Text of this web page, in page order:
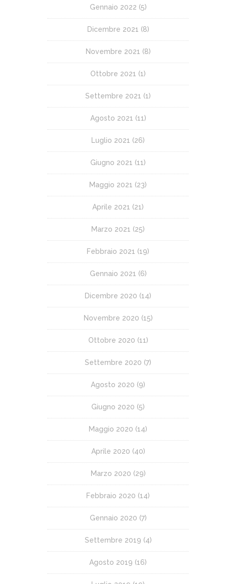
Gennaio 2022 (5)
Dicembre 2021 (8)
Novembre 2021 (8)
Ottobre 2021 (1)
Settembre 2021 (1)
Agosto 2021 (11)
Luglio 2021 (26)
Giugno 2021 (11)
Maggio 2021 (23)
Aprile 2021 (21)
Marzo 2021 (25)
Febbraio 2021 (19)
Gennaio 2021 (6)
Dicembre 2020 (14)
Novembre 2020 (15)
Ottobre 2020 (11)
Settembre 2020 (7)
Agosto 2020 (9)
Giugno 2020 (5)
Maggio 2020 (14)
Aprile 2020 (40)
Marzo 2020 (29)
Febbraio 2020 (14)
Gennaio 2020 (7)
Settembre 2019 (4)
Agosto 2019 (16)